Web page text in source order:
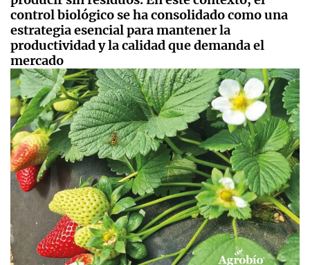
control biológico se ha consolidado como una
estrategia esencial para mantener la
productividad y la calidad que demanda el
mercado